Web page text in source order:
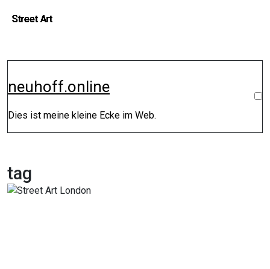
Inhalt
neuhoff.online
Dies ist meine kleine Ecke im Web.
tag
Street Art
Street Art
Street Art
Street Art
Street Art
Street Art
Street Art